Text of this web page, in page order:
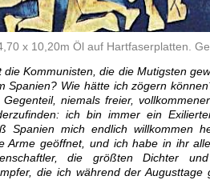
x 10,20m Öl auf Hartfaserplatten.
die Kommunisten, die die Mutig­sten
Spanien? Wie hätte ich zögern
niemals freier,
ich bin immer ein
Spanien mich endlich willkommen
Arme geöffnet, und ich habe in ihr
die größten Dichter
die ich während der